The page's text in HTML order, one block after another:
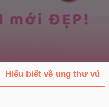
Hiểu biết về ung thư vú